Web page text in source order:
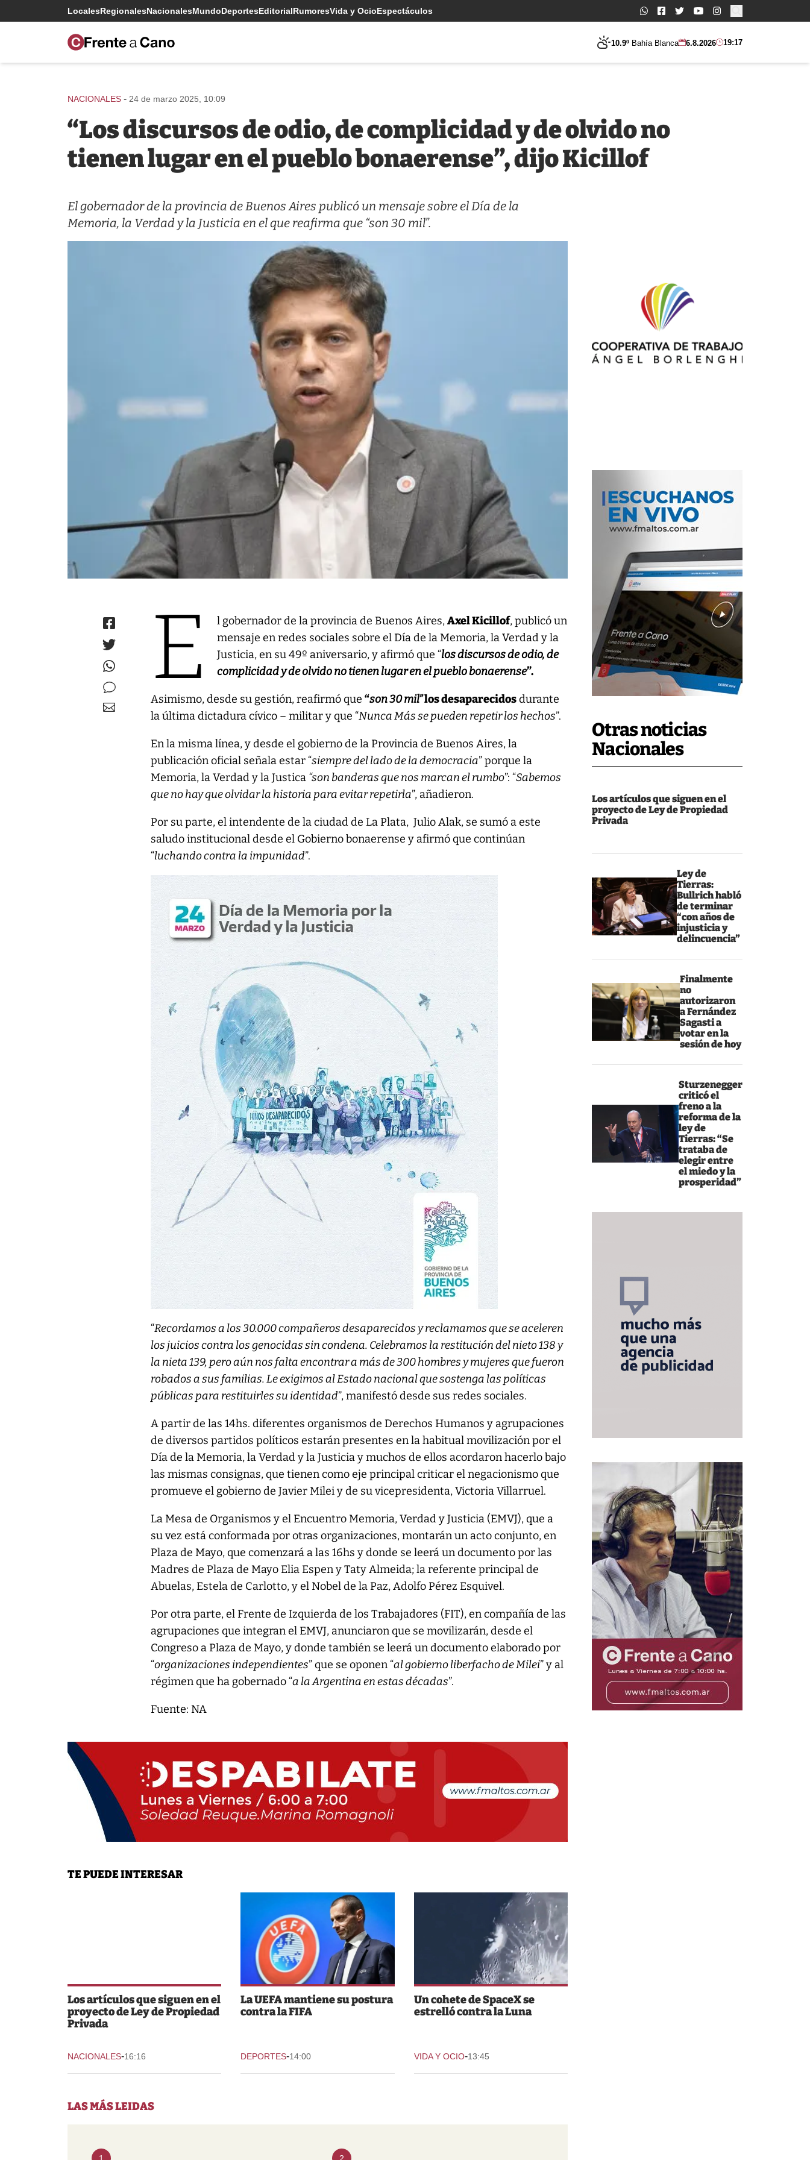
LocalesRegionalesNacionalesMundoDeportesEditorialRumoresVida y OcioEspectáculos Buscar:
10.9º Bahía Blanca 6.8.2026 19:17
Otras noticias
Nacionales
Los artículos que siguen en el
proyecto de Ley de Propiedad
Privada
Ley de
Tierras:
Bullrich habló
de terminar
“con años de
injusticia y
delincuencia”
Finalmente
no
autorizaron
a Fernández
Sagasti a
votar en la
sesión de hoy
Sturzenegger
criticó el
freno a la
reforma de la
ley de
Tierras: “Se
trataba de
elegir entre
el miedo y la
prosperidad”
NACIONALES - 24 de marzo 2025, 10:09
“Los discursos de odio, de complicidad y de olvido no
tienen lugar en el pueblo bonaerense”, dijo Kicillof
El gobernador de la provincia de Buenos Aires publicó un mensaje sobre el Día de la
Memoria, la Verdad y la Justicia en el que reafirma que “son 30 mil”.
E l gobernador de la provincia de Buenos Aires,Axel Kicillof, publicó un
mensaje en redes sociales sobre el Día de la Memoria, la Verdad y la
Justicia, en su 49º aniversario, y afirmó que “los discursos de odio, de
complicidad y de olvido no tienen lugar en el pueblo bonaerense”.
Asimismo, desde su gestión, reafirmó que“son 30 mil”los desaparecidosdurante
la última dictadura cívico – militar y que “Nunca Más se pueden repetir los hechos”.
En la misma línea, y desde el gobierno de la Provincia de Buenos Aires, la
publicación oficial señala estar “siempre del lado de la democracia” porque la
Memoria, la Verdad y la Justica “son banderas que nos marcan el rumbo”: “Sabemos
que no hay que olvidar la historia para evitar repetirla”, añadieron.
Por su parte, el intendente de la ciudad de La Plata, Julio Alak, se sumó a este
saludo institucional desde el Gobierno bonaerense y afirmó que continúan
“luchando contra la impunidad”.
“Recordamos a los 30.000 compañeros desaparecidos y reclamamos que se aceleren
los juicios contra los genocidas sin condena. Celebramos la restitución del nieto 138 y
la nieta 139, pero aún nos falta encontrar a más de 300 hombres y mujeres que fueron
robados a sus familias. Le exigimos al Estado nacional que sostenga las políticas
públicas para restituirles su identidad”, manifestó desde sus redes sociales.
A partir de las 14hs. diferentes organismos de Derechos Humanos y agrupaciones
de diversos partidos políticos estarán presentes en la habitual movilización por el
Día de la Memoria, la Verdad y la Justicia y muchos de ellos acordaron hacerlo bajo
las mismas consignas, que tienen como eje principal criticar el negacionismo que
promueve el gobierno de Javier Milei y de su vicepresidenta, Victoria Villarruel.
La Mesa de Organismos y el Encuentro Memoria, Verdad y Justicia (EMVJ), que a
su vez está conformada por otras organizaciones, montarán un acto conjunto, en
Plaza de Mayo, que comenzará a las 16hs y donde se leerá un documento por las
Madres de Plaza de Mayo Elia Espen y Taty Almeida; la referente principal de
Abuelas, Estela de Carlotto, y el Nobel de la Paz, Adolfo Pérez Esquivel.
Por otra parte, el Frente de Izquierda de los Trabajadores (FIT), en compañía de las
agrupaciones que integran el EMVJ, anunciaron que se movilizarán, desde el
Congreso a Plaza de Mayo, y donde también se leerá un documento elaborado por
“organizaciones independientes” que se oponen “al gobierno liberfacho de Milei” y al
régimen que ha gobernado “a la Argentina en estas décadas”.
Fuente: NA
TE PUEDE INTERESAR
Los artículos que siguen en el
proyecto de Ley de Propiedad
Privada
NACIONALES-16:16
La UEFA mantiene su postura
contra la FIFA
DEPORTES-14:00
Un cohete de SpaceX se
estrelló contra la Luna
VIDA Y OCIO-13:45
LAS MÁS LEIDAS